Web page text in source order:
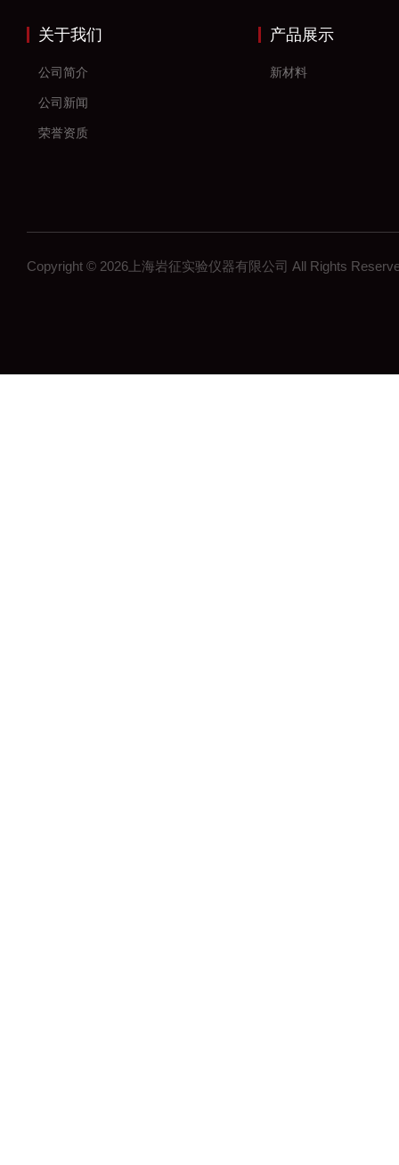
关于我们
公司简介
公司新闻
荣誉资质
产品展示
新材料
Copyright © 2026上海岩征实验仪器有限公司 All Rights